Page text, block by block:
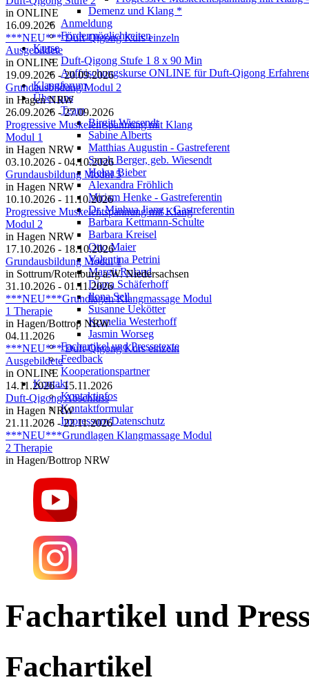
Demenz und Klang *
Anmeldung
Fördermöglichkeiten
Kurse
Duft-Qigong Stufe 1 8 x 90 Min
Auffrischungskurse ONLINE für Duft-Qigong
Klangforum
Über uns
Team
Birgitt Wiesendt
Sabine Alberts
Matthias Augustin - Gastreferent
Sarah Berger, geb. Wiesendt
Helga Bieber
Alexandra Fröhlich
Miriam Henke - Gastreferentin
Dr. Minhua Jiang - Gastreferentin
Barbara Kettmann-Schulte
Barbara Kreisel
Otto Maier
Valentina Petrini
Margit Roland
Diana Schäferhoff
Ilona Sell
Susanne Uekötter
Kornelia Westerhoff
Jasmin Worseg
Fachartikel und Pressetexte
Feedback
Kooperationspartner
Kontakt
Kontaktinfos
Kontaktformular
Impressum/Datenschutz
in ONLINE
16.09.2026
***NEU*** Duft-Qigong Kurs einzeln
Ausgebildete
in ONLINE
19.09.2026 - 20.09.2026
Grundausbildung Modul 2
in Hagen NRW
26.09.2026 - 27.09.2026
Progressive Muskelentspannung mit Klang
Modul 1
in Hagen NRW
03.10.2026 - 04.10.2026
Grundausbildung Modul 5
in Hagen NRW
10.10.2026 - 11.10.2026
Progressive Muskelentspannung mit Klang
Modul 2
in Hagen NRW
17.10.2026 - 18.10.2026
Grundausbildung Modul 1
in Sottrum/Rotenburg a.W. Niedersachsen
31.10.2026 - 01.11.2026
***NEU***Grundlagen Klangmassage Modul
1 Therapie
in Hagen/Bottrop NRW
04.11.2026
***NEU*** Duft-Qigong Kurs einzeln
Ausgebildete
in ONLINE
14.11.2026 - 15.11.2026
Duft-Qigong Abschluss
in Hagen NRW
21.11.2026 - 22.11.2026
***NEU***Grundlagen Klangmassage Modul
2 Therapie
in Hagen/Bottrop NRW
Fachartikel und
Fachartikel